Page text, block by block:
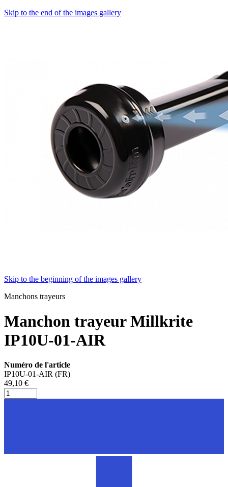
Skip to the end of the images gallery
Skip to the beginning of the images gallery
Manchons trayeurs
Manchon trayeur Millkrite
IP10U-01-AIR
Numéro de l'article
IP10U-01-AIR (FR)
49,10 €